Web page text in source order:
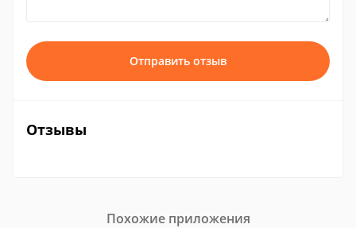
Отправить отзыв
Отзывы
Похожие приложения